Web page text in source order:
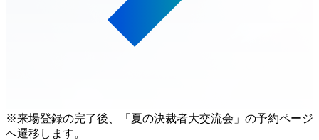
※来場登録の完了後、「夏の決裁者大交流会」の予約ページ
へ遷移します。